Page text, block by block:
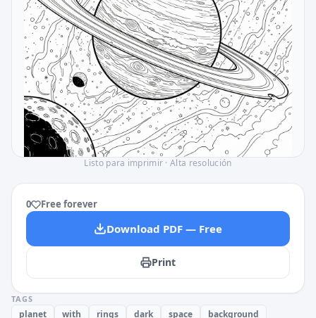
Listo para imprimir · Alta resolución
0 Free forever
Download PDF — Free
Print
TAGS
planet with rings dark space background